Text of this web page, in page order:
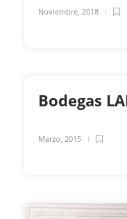
Noviembre, 2018
Bodegas
Marzo, 2015